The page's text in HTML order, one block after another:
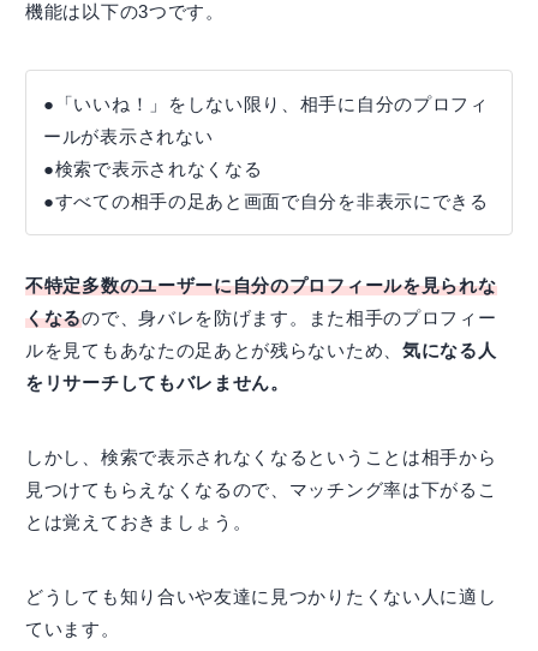
機能は以下の3つです。
●「いいね！」をしない限り、相手に自分のプロフィ
ールが表示されない
●検索で表示されなくなる
●すべての相手の足あと画面で自分を非表示にできる
不特定多数のユーザーに自分のプロフィールを見られな
くなるので、身バレを防げます。また相手のプロフィー
ルを見てもあなたの足あとが残らないため、 気になる人
をリサーチしてもバレません。
しかし、検索で表示されなくなるということは相手から
見つけてもらえなくなるので、マッチング率は下がるこ
とは覚えておきましょう。
どうしても知り合いや友達に見つかりたくない人に適し
ています。